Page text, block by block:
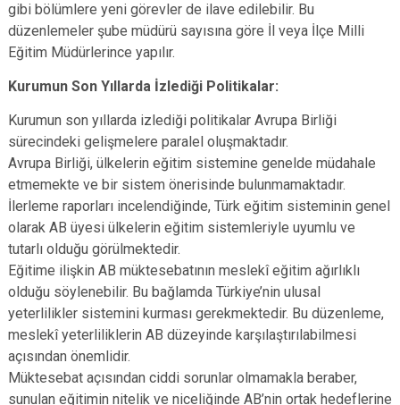
gibi bölümlere yeni görevler de ilave edilebilir. Bu
düzenlemeler şube müdürü sayısına göre İl veya İlçe Milli
Eğitim Müdürlerince yapılır.
Kurumun Son Yıllarda İzlediği Politikalar:
Kurumun son yıllarda izlediği politikalar Avrupa Birliği
sürecindeki gelişmelere paralel oluşmaktadır.
Avrupa Birliği, ülkelerin eğitim sistemine genelde müdahale
etmemekte ve bir sistem önerisinde bulunmamaktadır.
İlerleme raporları incelendiğinde, Türk eğitim sisteminin genel
olarak AB üyesi ülkelerin eğitim sistemleriyle uyumlu ve
tutarlı olduğu görülmektedir.
Eğitime ilişkin AB müktesebatının meslekî eğitim ağırlıklı
olduğu söylenebilir. Bu bağlamda Türkiye’nin ulusal
yeterlilikler sistemini kurması gerekmektedir. Bu düzenleme,
meslekî yeterliliklerin AB düzeyinde karşılaştırılabilmesi
açısından önemlidir.
Müktesebat açısından ciddi sorunlar olmamakla beraber,
sunulan eğitimin nitelik ve niceliğinde AB’nin ortak hedeflerine